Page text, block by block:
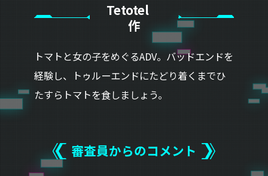
Tetotel
作
トマトと女の子をめぐるADV。バッドエンドを
経験し、トゥルーエンドにたどり着くまでひ
たすらトマトを食しましょう。
審査員からのコメント